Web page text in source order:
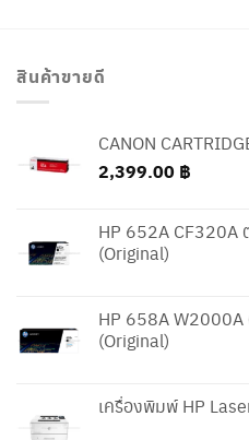
สินค้าขายดี
CANON
2,399.00 ฿
HP 652A CF320A
(Original)
HP 658A
(Original)
เครื่องพิมพ์ HP